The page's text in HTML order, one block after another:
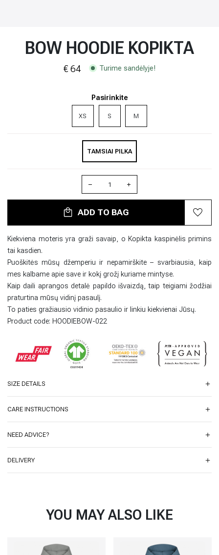
BOW HOODIE KOPIKTA
€ 64 Turime sandėlyje!
Pasirinkite
XS S M
TAMSIAI PILKA
ADD TO BAG
Kiekviena moteris yra graži savaip, o Kopikta kaspinėlis primins
tai kasdien.
Puoškitės mūsų džemperiu ir nepamirškite – svarbiausia, kaip
mes kalbame apie save ir kokį grožį kuriame mintyse.
Kaip daili aprangos detalė papildo išvaizdą, taip teigiami žodžiai
praturtina mūsų vidinį pasaulį.
To paties gražiausio vidinio pasaulio ir linkiu kiekvienai Jūsų.
Product code: HOODIEBOW-022
SIZE DETAILS
CARE INSTRUCTIONS
NEED ADVICE?
DELIVERY
YOU MAY ALSO LIKE